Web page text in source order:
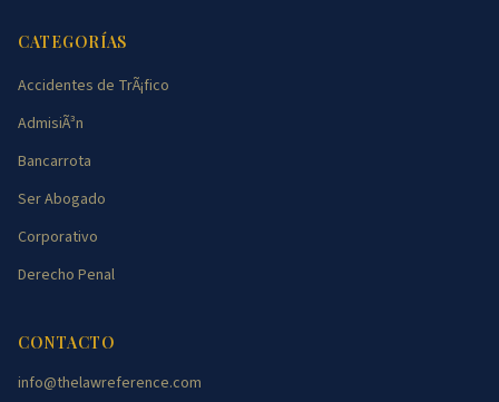
CATEGORÍAS
Accidentes de TrÃ¡fico
AdmisiÃ³n
Bancarrota
Ser Abogado
Corporativo
Derecho Penal
CONTACTO
info@thelawreference.com